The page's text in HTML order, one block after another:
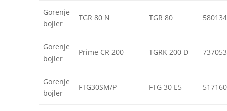
Gorenje
bojler
TGR 80 N TGR 80 580134
Gorenje
bojler
Prime CR 200 TGRK 200 D 737053
Gorenje
bojler
FTG30SM/P FTG 30 E5 517160